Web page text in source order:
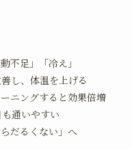
不足」「冷え」
し、体温を上げる
ニングすると効果倍増
通いやすい
だるくない」へ